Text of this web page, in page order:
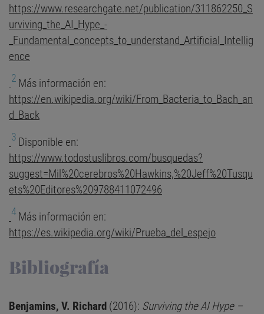
https://www.researchgate.net/publication/311862250_S
urviving_the_AI_Hype_-
_Fundamental_concepts_to_understand_Artificial_Intellig
ence
2 Más información en:
https://en.wikipedia.org/wiki/From_Bacteria_to_Bach_an
d_Back
3 Disponible en:
https://www.todostuslibros.com/busquedas?
suggest=Mil%20cerebros%20Hawkins,%20Jeff%20Tusqu
ets%20Editores%209788411072496
4 Más información en:
https://es.wikipedia.org/wiki/Prueba_del_espejo
Bibliografía
Benjamins, V. Richard (2016): Surviving the AI Hype –